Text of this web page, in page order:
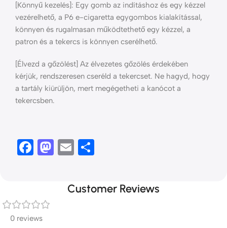
[Könnyű kezelés]: Egy gomb az indításhoz és egy kézzel
vezérelhető, a P6 e-cigaretta egygombos kialakítással,
könnyen és rugalmasan működtethető egy kézzel, a
patron és a tekercs is könnyen cserélhető.
[Élvezd a gőzölést] Az élvezetes gőzölés érdekében
kérjük, rendszeresen cseréld a tekercset. Ne hagyd, hogy
a tartály kiürüljön, mert megégetheti a kanócot a
tekercsben.
Facebook
Mastodon
Email
Customer Reviews
0 reviews